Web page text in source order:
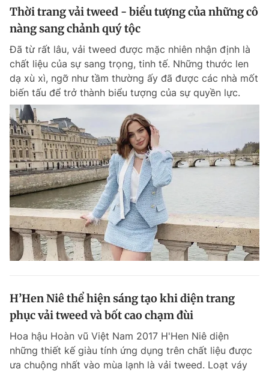
Thời trang vải tweed - biểu tượng của những cô
nàng sang chảnh quý tộc
Đã từ rất lâu, vải tweed được mặc nhiên nhận định là
chất liệu của sự sang trọng, tinh tế. Những thước len
dạ xù xì, ngỡ như tầm thường ấy đã được các nhà mốt
biến tấu để trở thành biểu tượng của sự quyền lực.
H’Hen Niê thể hiện sáng tạo khi diện trang
phục vải tweed và bốt cao chạm đùi
Hoa hậu Hoàn vũ Việt Nam 2017 H'Hen Niê diện
những thiết kế giàu tính ứng dụng trên chất liệu được
ưa chuộng nhất vào mùa lạnh là vải tweed. Loạt váy